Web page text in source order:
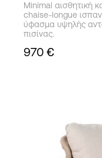
Minimal αισθητική
chaise-longue
ύφασμα υψηλής
πισίνας.
970 €